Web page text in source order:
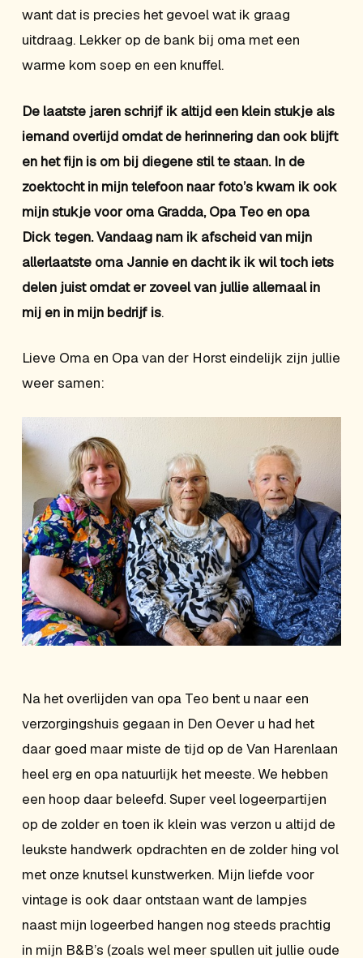
want dat is precies het gevoel wat ik graag
uitdraag. Lekker op de bank bij oma met een
warme kom soep en een knuffel.
De laatste jaren schrijf ik altijd een klein stukje als
iemand overlijd omdat de herinnering dan ook blijft
en het fijn is om bij diegene stil te staan. In de
zoektocht in mijn telefoon naar foto’s kwam ik ook
mijn stukje voor oma Gradda, Opa Teo en opa
Dick tegen. Vandaag nam ik afscheid van mijn
allerlaatste oma Jannie en dacht ik ik wil toch iets
delen juist omdat er zoveel van jullie allemaal in
mij en in mijn bedrijf is.
Lieve Oma en Opa van der Horst eindelijk zijn jullie
weer samen:
Na het overlijden van opa Teo bent u naar een
verzorgingshuis gegaan in Den Oever u had het
daar goed maar miste de tijd op de Van Harenlaan
heel erg en opa natuurlijk het meeste. We hebben
een hoop daar beleefd. Super veel logeerpartijen
op de zolder en toen ik klein was verzon u altijd de
leukste handwerk opdrachten en de zolder hing vol
met onze knutsel kunstwerken. Mijn liefde voor
vintage is ook daar ontstaan want de lampjes
naast mijn logeerbed hangen nog steeds prachtig
in mijn B&B’s (zoals wel meer spullen uit jullie oude